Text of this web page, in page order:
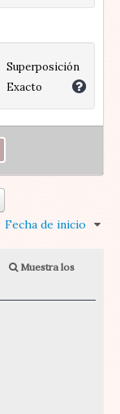
Superposición
Exacto
Fecha de inicio
Muestra los